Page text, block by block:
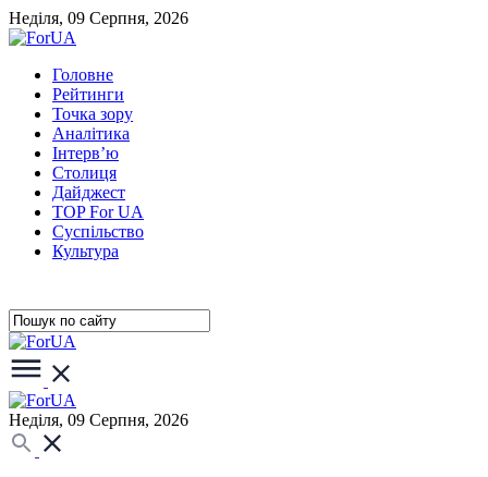
Неділя, 09 Серпня, 2026
Головне
Рейтинги
Точка зору
Аналітика
Інтерв’ю
Столиця
Дайджест
TOP For UA
Суспiльство
Культура
Неділя, 09 Серпня, 2026